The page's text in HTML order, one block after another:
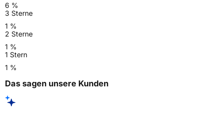
6 %
3 Sterne
1 %
2 Sterne
1 %
1 Stern
1 %
Das sagen unsere Kunden